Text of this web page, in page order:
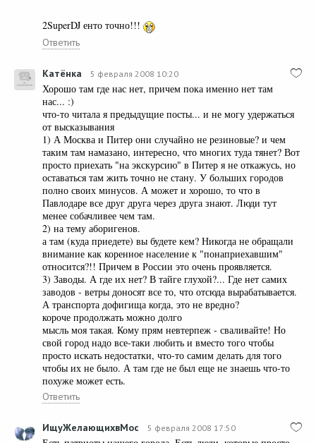
2SuperDJ енто точно!!!
Ответить
Катёнка 5 февраля 2008 10:20
Хорошо там где нас нет, причем пока именно нет там
нас... :)
что-то читала я предыдущие посты... и не могу удержаться
от высказывания
1) А Москва и Питер они случайно не резиновые? и чем
таким там намазано, интересно, что многих туда тянет? Вот
просто приехать "на экскурсию" в Питер я не откажусь, но
оставаться там жить точно не стану. У больших городов
полно своих минусов. А может и хорошо, то что в
Павлодаре все друг друга через друга знают. Люди тут
менее собачливее чем там.
2) на тему аборигенов.
а там (куда приедете) вы будете кем? Никогда не обращали
внимание как коренное население к "понаприехавшим"
относится?!! Причем в России это очень проявляется.
3) Заводы. А где их нет? В тайге глухой?... Где нет самих
заводов - ветры доносят все то, что отсюда вырабатывается.
А транспорта дофигища когда, это не вредно?
короче продолжать можно долго
мысль моя такая. Кому прям невтерпеж - сваливайте! Но
свой город надо все-таки любить и вместо того чтобы
просто искать недостатки, что-то самим делать для того
чтобы их не было. А там где не был еще не знаешь что-то
похуже может есть.
Ответить
ИщуЖелающихвМос 5 февраля 2008 17:50